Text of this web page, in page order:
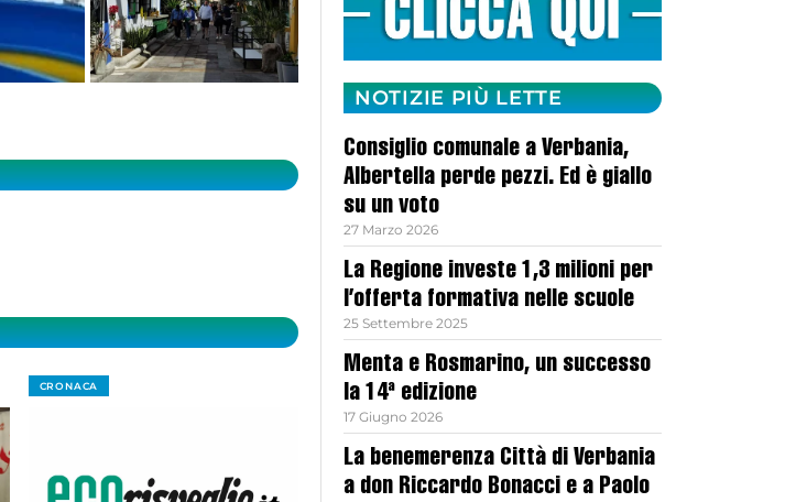
CRONACA
NOTIZIE PIÙ LETTE
Consiglio comunale a Verbania,
Albertella perde pezzi. Ed è giallo
su un voto
27 Marzo 2026
La Regione investe 1,3 milioni per
l’offerta formativa nelle scuole
25 Settembre 2025
Menta e Rosmarino, un successo
la 14ª edizione
17 Giugno 2026
La benemerenza Città di Verbania
a don Riccardo Bonacci e a Paolo